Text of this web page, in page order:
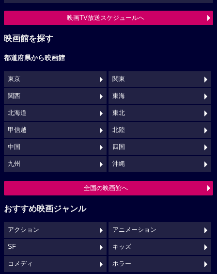
映画TV放送スケジュールへ
映画館を探す
都道府県から映画館
東京 関東
関西 東海
北海道 東北
甲信越 北陸
中国 四国
九州 沖縄
全国の映画館へ
おすすめ映画ジャンル
アクション アニメーション
SF キッズ
コメディ ホラー